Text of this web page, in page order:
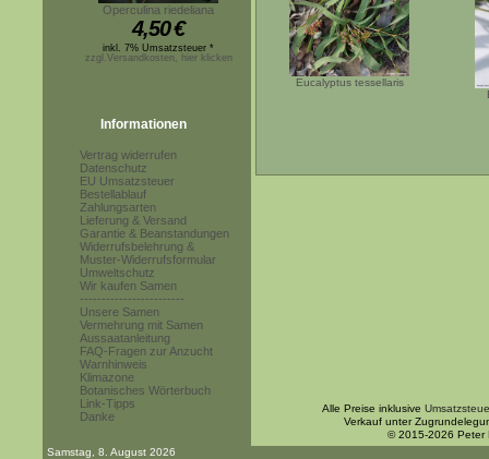
Operculina riedeliana
4,50€
inkl. 7% Umsatzsteuer *
zzgl.Versandkosten, hier klicken
Informationen
Vertrag widerrufen
Datenschutz
EU Umsatzsteuer
Bestellablauf
Zahlungsarten
Lieferung & Versand
Garantie & Beanstandungen
Widerrufsbelehrung &
Muster-Widerrufsformular
Umweltschutz
Wir kaufen Samen
------------------------
Unsere Samen
Vermehrung mit Samen
Aussaatanleitung
FAQ-Fragen zur Anzucht
Warnhinweis
Klimazone
Botanisches Wörterbuch
Link-Tipps
Danke
Eucalyptus tessellaris
Alle Preise inklusive
Verkauf unter
© 2015-2026 Peter
Samstag, 8. August 2026